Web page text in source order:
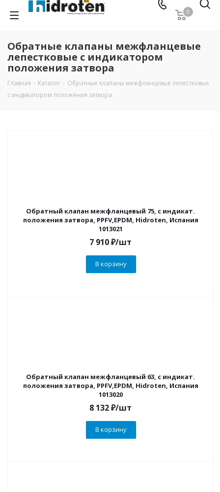
0
Обратные клапаны межфланцевые
лепестковые с индикатором
положения затвора
Главная - Каталог - Обратные клапаны межфланцевые лепестковые
с индикатором положения затвора
Обратный клапан межфланцевый 75, с индикат.
положения затвора, PPFV,EPDM, Hidroten, Испания
1013021
7 910₽/шт
В корзину
Обратный клапан межфланцевый 63, с индикат.
положения затвора, PPFV,EPDM, Hidroten, Испания
1013020
8 132₽/шт
В корзину